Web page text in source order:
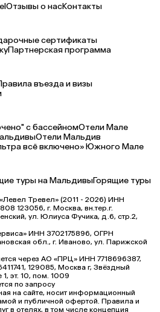
Отзывы о насКонтакты
сертификаты
Партнерская программа
въезда и визы
с бассейномОтели Мале
Отели Мальдив
всё включено» Южного Мале
туры на МальдивыГорящие туры
Тревел» (2011 - 2026) ИНН
123056, г. Москва, вн.тер.г.
ул. Юлиуса Фучика, д.6, стр.2,
ИНН 3702175896, ОГРН
обл., г. Иваново, ул. Парижской
через АО «ПРЦ» ИНН 7718696387,
129085, Москва г, Звёздный
эт. 10, пом. 1009
по запросу
на сайте, носит информационный
и публичной офертой. Правила и
в отелях, в том числе концепция